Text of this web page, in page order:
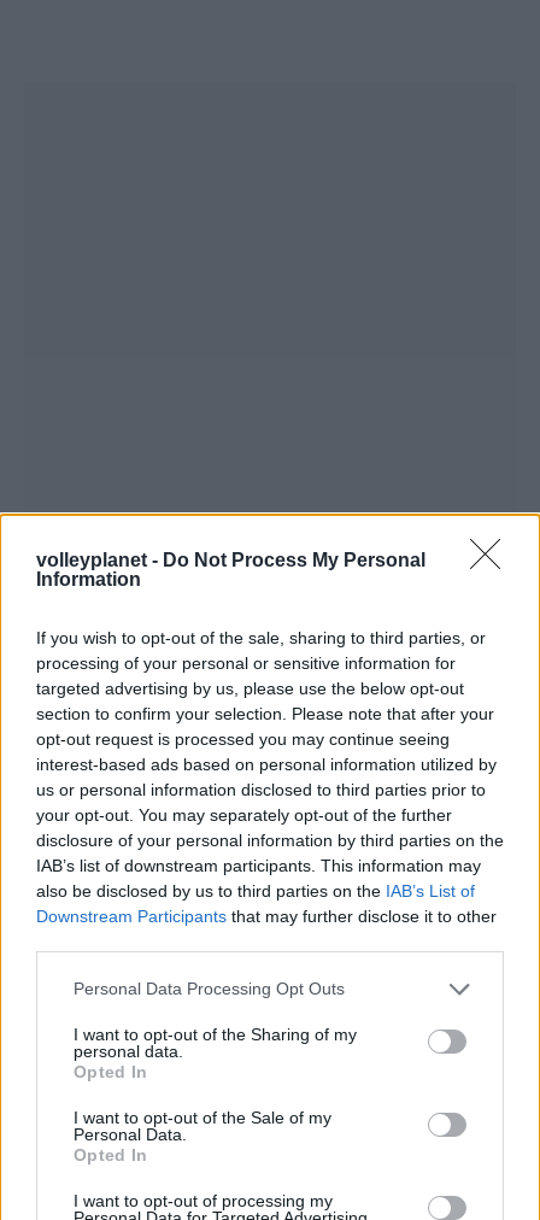
volleyplanet - Do Not Process My Personal
Information
If you wish to opt-out of the sale, sharing to third parties, or
processing of your personal or sensitive information for
targeted advertising by us, please use the below opt-out
section to confirm your selection. Please note that after your
opt-out request is processed you may continue seeing
interest-based ads based on personal information utilized by
us or personal information disclosed to third parties prior to
your opt-out. You may separately opt-out of the further
disclosure of your personal information by third parties on the
IAB’s list of downstream participants. This information may
also be disclosed by us to third parties on the IAB’s List of
Downstream Participants that may further disclose it to other
Please note that this website/app uses one or more Google
not limited to your visit or usage behaviour. You may click to
grant or deny consent to Google and its third-party tags to
use your data for below specified purposes in below Google
consent section.
Personal Data Processing Opt Outs
I want to opt-out of the Sharing of my
personal data.
Opted In
I want to opt-out of the Sale of my
Personal Data.
Opted In
I want to opt-out of processing my